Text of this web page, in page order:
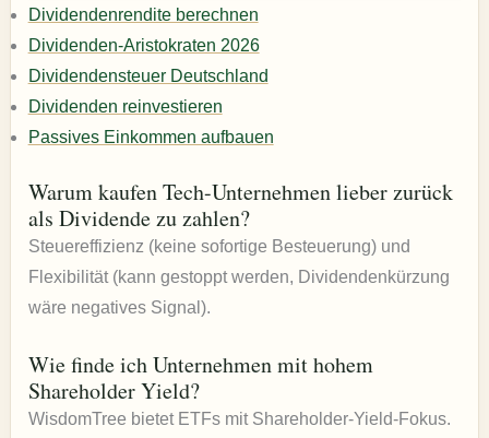
Dividendenrendite berechnen
Dividenden-Aristokraten 2026
Dividendensteuer Deutschland
Dividenden reinvestieren
Passives Einkommen aufbauen
Warum kaufen Tech-Unternehmen lieber zurück
als Dividende zu zahlen?
Steuereffizienz (keine sofortige Besteuerung) und
Flexibilität (kann gestoppt werden, Dividendenkürzung
wäre negatives Signal).
Wie finde ich Unternehmen mit hohem
Shareholder Yield?
WisdomTree bietet ETFs mit Shareholder-Yield-Fokus.